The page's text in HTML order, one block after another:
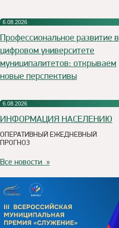
6.08.2026
Профессиональное развитие в
цифровом университете
муниципалитетов: открываем
новые перспективы
6.08.2026
ИНФОРМАЦИЯ НАСЕЛЕНИЮ
ОПЕРАТИВНЫЙ ЕЖЕДНЕВНЫЙ
ПРОГНОЗ
Все новости »